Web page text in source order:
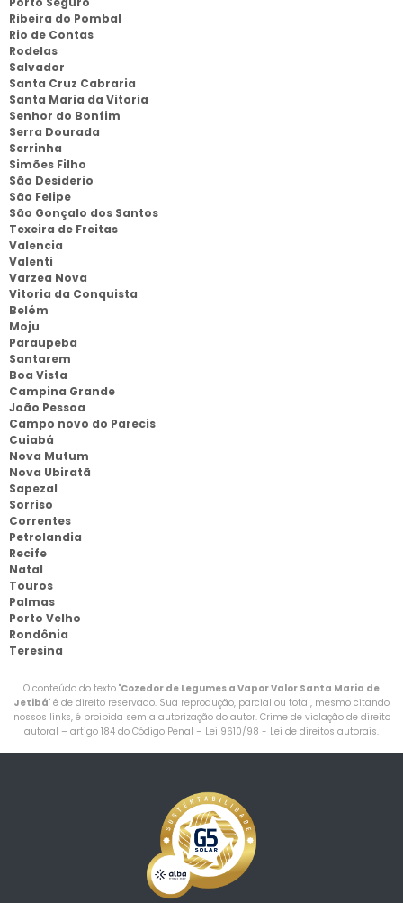
Ribeira do Pombal
Rio de Contas
Rodelas
Salvador
Santa Cruz Cabraria
Santa Maria da Vitoria
Senhor do Bonfim
Serra Dourada
Serrinha
Simões Filho
São Desiderio
São Felipe
São Gonçalo dos Santos
Texeira de Freitas
Valencia
Valenti
Varzea Nova
Vitoria da Conquista
Belém
Moju
Paraupeba
Santarem
Boa Vista
Campina Grande
João Pessoa
Campo novo do Parecis
Cuiabá
Nova Mutum
Nova Ubiratã
Sapezal
Sorriso
Correntes
Petrolandia
Recife
Natal
Touros
Palmas
Porto Velho
Rondônia
Teresina
O conteúdo do texto "Cozedor de Legumes a Vapor Valor Santa Maria de
Jetibá" é de direito reservado. Sua reprodução, parcial ou total, mesmo citando
nossos links, é proibida sem a autorização do autor. Crime de violação de direito
autoral – artigo 184 do Código Penal – Lei 9610/98 - Lei de direitos autorais.